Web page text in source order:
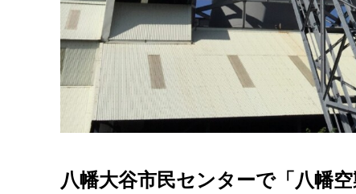
八幡大谷市民センターで「八幡